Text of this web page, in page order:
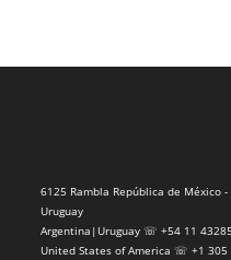
6125 Rambla República de México
Uruguay
Argentina|Uruguay ☏ +54 11
United States of America ☏ +1 305